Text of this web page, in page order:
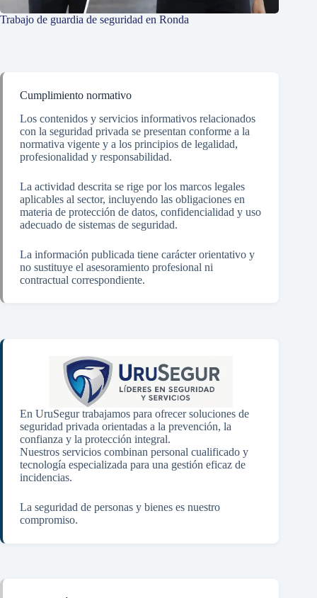
Trabajo de guardia de seguridad en Ronda
Cumplimiento normativo
Los contenidos y servicios informativos relacionados
con la seguridad privada se presentan conforme a la
normativa vigente y a los principios de legalidad,
profesionalidad y responsabilidad.
La actividad descrita se rige por los marcos legales
aplicables al sector, incluyendo las obligaciones en
materia de protección de datos, confidencialidad y uso
adecuado de sistemas de seguridad.
La información publicada tiene carácter orientativo y
no sustituye el asesoramiento profesional ni
contractual correspondiente.
En UruSegur trabajamos para ofrecer soluciones de
seguridad privada orientadas a la prevención, la
confianza y la protección integral.
Nuestros servicios combinan personal cualificado y
tecnología especializada para una gestión eficaz de
incidencias.
La seguridad de personas y bienes es nuestro
compromiso.